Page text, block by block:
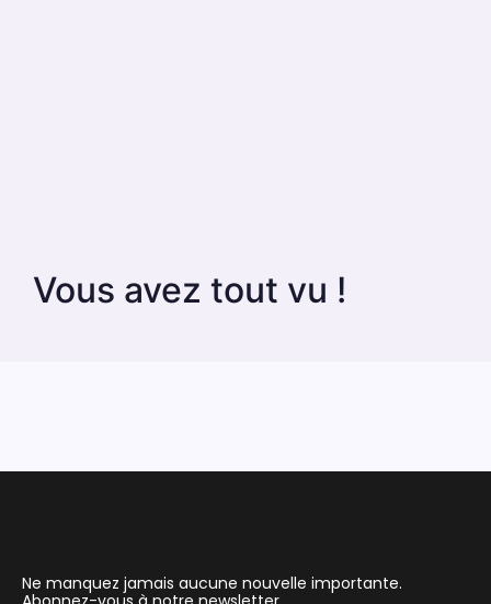
Vous avez tout vu !
Ne manquez jamais aucune nouvelle importante.